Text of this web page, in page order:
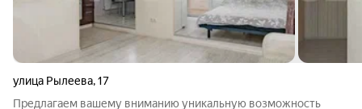
улица Рылеева,17
Предлагаем вашему вниманию уникальную возможность